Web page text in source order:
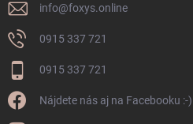
info@foxys.online
0915 337 721
0915 337 721
Nájdete nás aj na Facebooku :-)